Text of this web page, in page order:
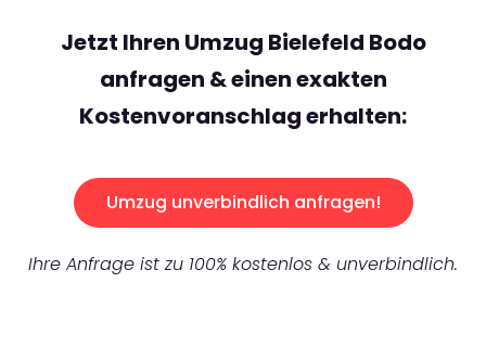
Jetzt Ihren Umzug Bielefeld Bodo
anfragen & einen exakten
Kostenvoranschlag erhalten:
Umzug unverbindlich anfragen!
Ihre Anfrage ist zu 100% kostenlos & unverbindlich.